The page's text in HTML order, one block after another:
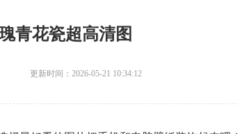
青花瓷超高清图
更新时间：2026-05-21 10:34:12